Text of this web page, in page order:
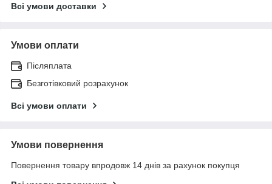
Всі умови доставки
Умови оплати
Післяплата
Безготівковий розрахунок
Всі умови оплати
Умови повернення
Повернення товару впродовж 14 днів за рахунок покупця